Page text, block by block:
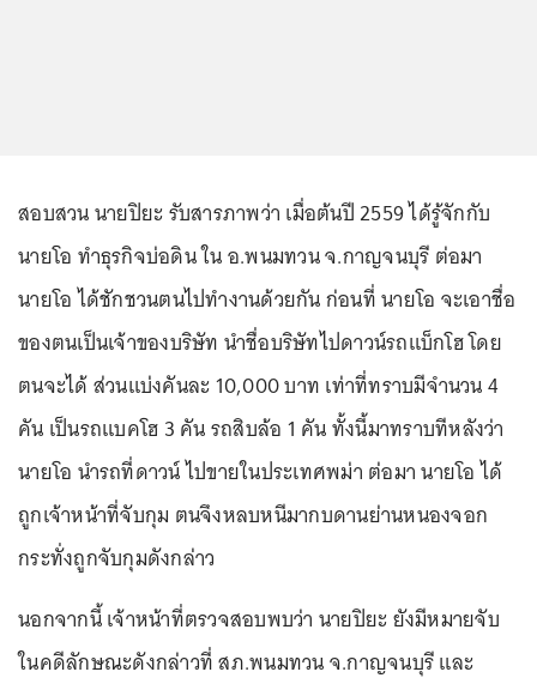
สอบสวน นายปิยะ รับสารภาพว่า เมื่อต้นปี 2559 ได้รู้จักกับ
นายโอ ทำธุรกิจบ่อดิน ใน อ.พนมทวน จ.กาญจนบุรี ต่อมา
นายโอ ได้ชักชวนตนไปทำงานด้วยกัน ก่อนที่ นายโอ จะเอาชื่อ
ของตนเป็นเจ้าของบริษัท นำชื่อบริษัทไปดาวน์รถแบ็กโฮ โดย
ตนจะได้ ส่วนแบ่งคันละ 10,000 บาท เท่าที่ทราบมีจำนวน 4
คัน เป็นรถแบคโฮ 3 คัน รถสิบล้อ 1 คัน ทั้งนี้มาทราบทีหลังว่า
นายโอ นำรถที่ดาวน์ ไปขายในประเทศพม่า ต่อมา นายโอ ได้
ถูกเจ้าหน้าที่จับกุม ตนจึงหลบหนีมากบดานย่านหนองจอก
กระทั่งถูกจับกุมดังกล่าว
นอกจากนี้ เจ้าหน้าที่ตรวจสอบพบว่า นายปิยะ ยังมีหมายจับ
ในคดีลักษณะดังกล่าวที่ สภ.พนมทวน จ.กาญจนบุรี และ